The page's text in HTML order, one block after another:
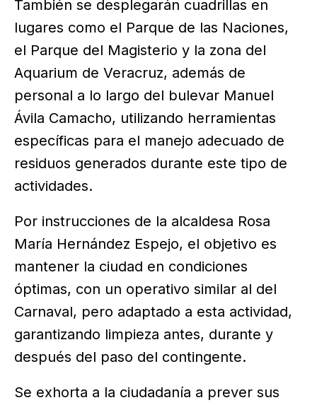
También se desplegarán cuadrillas en
lugares como el Parque de las Naciones,
el Parque del Magisterio y la zona del
Aquarium de Veracruz, además de
personal a lo largo del bulevar Manuel
Ávila Camacho, utilizando herramientas
específicas para el manejo adecuado de
residuos generados durante este tipo de
actividades.
Por instrucciones de la alcaldesa Rosa
María Hernández Espejo, el objetivo es
mantener la ciudad en condiciones
óptimas, con un operativo similar al del
Carnaval, pero adaptado a esta actividad,
garantizando limpieza antes, durante y
después del paso del contingente.
Se exhorta a la ciudadanía a prever sus